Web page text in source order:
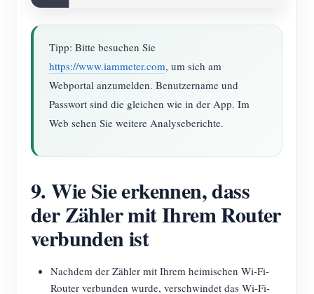
Tipp: Bitte besuchen Sie
https://www.iammeter.com, um sich am
Webportal anzumelden. Benutzername und
Passwort sind die gleichen wie in der App. Im
Web sehen Sie weitere Analyseberichte.
9. Wie Sie erkennen, dass
der Zähler mit Ihrem Router
verbunden ist
Nachdem der Zähler mit Ihrem heimischen Wi-Fi-
Router verbunden wurde, verschwindet das Wi-Fi-